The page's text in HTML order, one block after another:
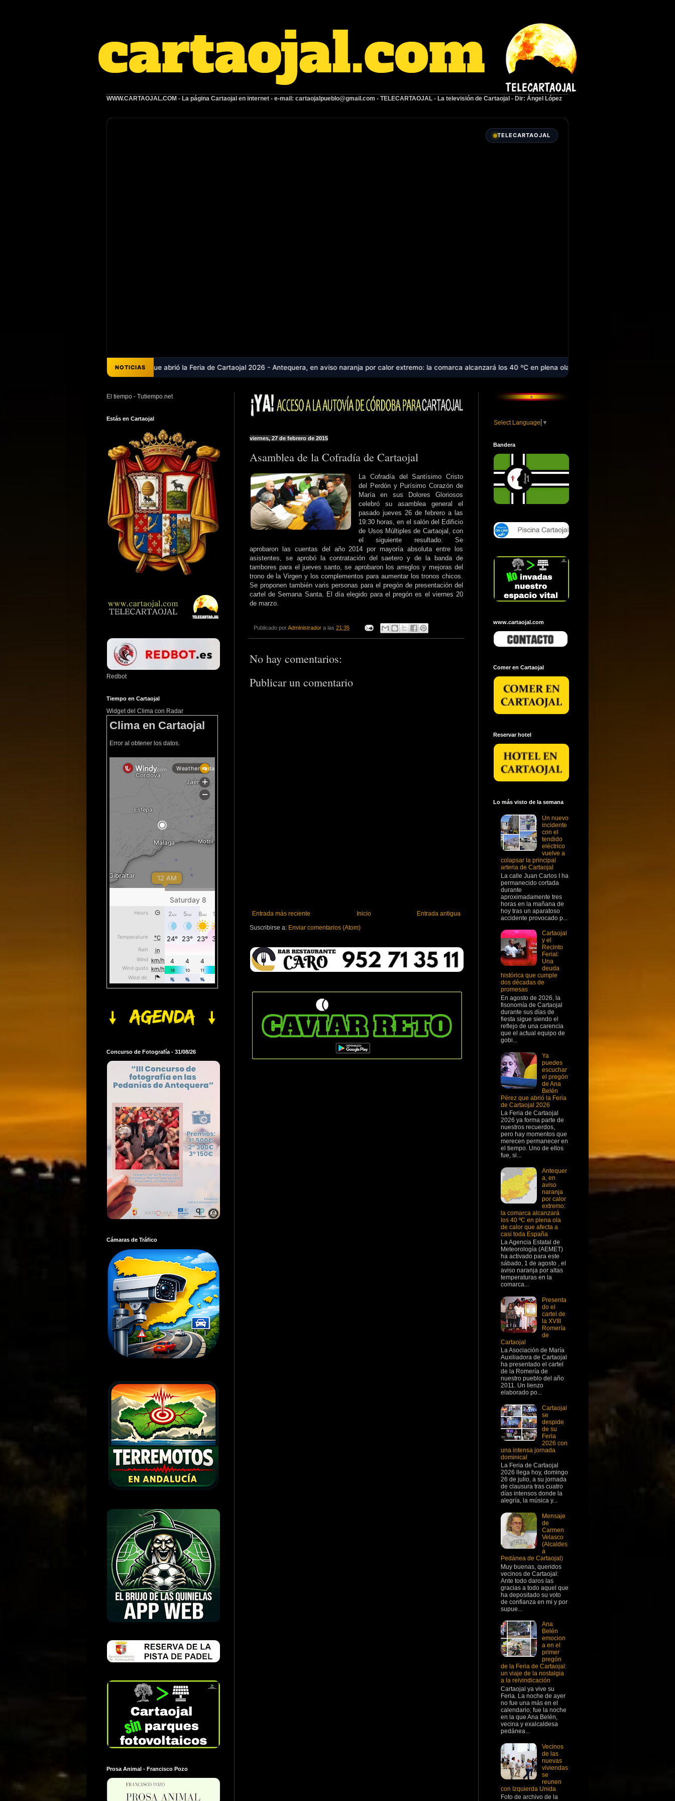
WWW.CARTAOJAL.COM - La página Cartaojal en internet - e-mail: cartaojalpueblo@gmail.com - TELECARTAOJAL - La televisión de Cartaojal - Dir: Ángel López
TELECARTAOJAL
NOTICIAS
de Ana Belén Pérez que abrió la Feria de Cartaojal 2026 - Antequera, en aviso naranja por calor extremo: la comarca alcanzará los 40 ºC en plena ola de calor que afecta a casi toda España - Laura
viernes, 27 de febrero de 2015
Asamblea de la Cofradía de Cartaojal
La Cofradía del Santísimo Cristo
del Perdón y Purísimo Corazón de
María en sus Dolores Gloriosos
celebró su asamblea general el
pasado jueves 26 de febrero a las
19:30 horas, en el salón del Edificio
de Usos Múltiples de Cartaojal, con
el siguiente resultado: Se
aprobaron las cuentas del año 2014 por mayoría absoluta entre los
asistentes, se aprobó la contratación del saetero y de la banda de
tambores para el jueves santo, se aprobaron los arreglos y mejoras del
trono de la Virgen y los complementos para aumentar los tronos chicos.
Se proponen también varis personas para el pregón de presentación del
cartel de Semana Santa. El día elegido para el pregón es el viernes 20
de marzo.
Publicado porAdministrador a las 21:35
No hay comentarios:
Publicar un comentario
Entrada más reciente Entrada antigua
Inicio
Suscribirse a: Enviar comentarios (Atom)
El tiempo - Tutiempo.net
Estás en Cartaojal
Redbot
Tiempo en Cartaojal
Widget del Clima con Radar
Clima en Cartaojal
Error al obtener los datos.
Concurso de Fotografía - 31/08/26
Cámaras de Tráfico
Prosa Animal - Francisco Pozo
Select Language ▼
Bandera
www.cartaojal.com
Comer en Cartaojal
Reservar hotel
Lo más visto de la semana
Un nuevo
incidente
con el
tendido
eléctrico
vuelve a
colapsar la principal
arteria de Cartaojal
La calle Juan Carlos I ha
permanecido cortada
durante
aproximadamente tres
horas en la mañana de
hoy tras un aparatoso
accidente provocado p...
Cartaojal
y el
Recinto
Ferial:
Una
deuda
histórica que cumple
dos décadas de
promesas
En agosto de 2026, la
fisonomía de Cartaojal
durante sus días de
fiesta sigue siendo el
reflejo de una carencia
que el actual equipo de
gobi...
Ya
puedes
escuchar
el pregón
de Ana
Belén
Pérez que abrió la Feria
de Cartaojal 2026
La Feria de Cartaojal
2026 ya forma parte de
nuestros recuerdos,
pero hay momentos que
merecen permanecer en
el tiempo. Uno de ellos
fue, si...
Antequer
a, en
aviso
naranja
por calor
extremo:
la comarca alcanzará
los 40 ºC en plena ola
de calor que afecta a
casi toda España
La Agencia Estatal de
Meteorología (AEMET)
ha activado para este
sábado, 1 de agosto , el
aviso naranja por altas
temperaturas en la
comarca...
Presenta
do el
cartel de
la XVIII
Romería
de
Cartaojal
La Asociación de María
Auxiliadora de Cartaojal
ha presentado el cartel
de la Romería de
nuestro pueblo del año
2011. Un lienzo
elaborado po...
Cartaojal
se
despide
de su
Feria
2026 con
una intensa jornada
dominical
La Feria de Cartaojal
2026 llega hoy, domingo
26 de julio, a su jornada
de clausura tras cuatro
días intensos donde la
alegría, la música y...
Mensaje
de
Carmen
Velasco
(Alcaldes
a
Pedánea de Cartaojal)
Muy buenas, queridos
vecinos de Cartaojal:
Ante todo daros las
gracias a todo aquel que
ha depositado su voto
de confianza en mi y por
supue...
Ana
Belén
emocion
a en el
primer
pregón
de la Feria de Cartaojal:
un viaje de la nostalgia
a la reivindicación
Cartaojal ya vive su
Feria. La noche de ayer
no fue una más en el
calendario; fue la noche
en la que Ana Belén,
vecina y exalcaldesa
pedánea...
Vecinos
de las
nuevas
viviendas
se
reunen
con Izquierda Unida
Foto de archivo de la